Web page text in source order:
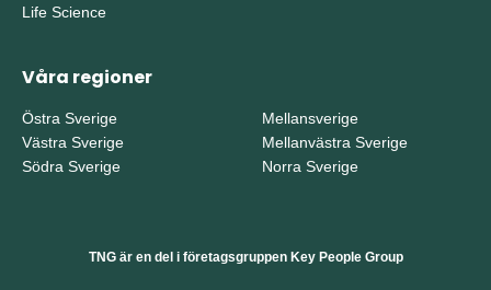
Life Science
Våra regioner
Östra Sverige
Västra Sverige
Södra Sverige
Mellansverige
Mellanvästra Sverige
Norra Sverige
TNG är en del i företagsgruppen Key People Group